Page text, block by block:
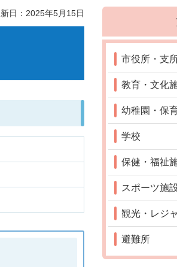
日：2025年5月15日
市役所・支
教育・文化
幼稚園・保
学校
保健・福祉
スポーツ施
観光・レジ
避難所